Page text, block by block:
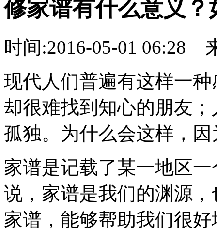
修家谱有什么意义？
时间:2016-05-01 06:28
现代人们普遍有这样一
却很难找到知心的朋友
孤独。为什么会这样，
家谱是记载了某一地区
说，家谱是我们的渊源
家谱，能够帮助我们很